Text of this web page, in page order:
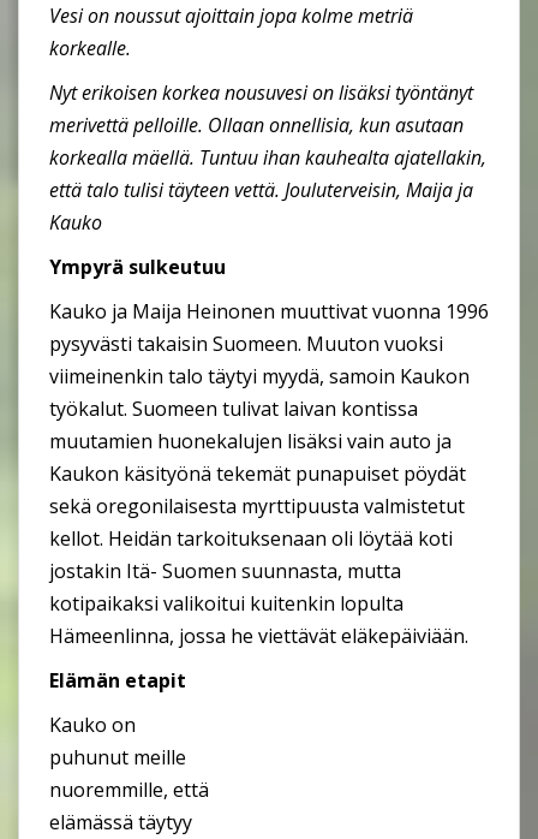
Vesi on noussut ajoittain jopa kolme metriä
korkealle.
Nyt erikoisen korkea nousuvesi on lisäksi työntänyt
merivettä pelloille. Ollaan onnellisia, kun asutaan
korkealla mäellä. Tuntuu ihan kauhealta ajatellakin,
että talo tulisi täyteen vettä. Jouluterveisin, Maija ja
Kauko
Ympyrä sulkeutuu
Kauko ja Maija Heinonen muuttivat vuonna 1996
pysyvästi takaisin Suomeen. Muuton vuoksi
viimeinenkin talo täytyi myydä, samoin Kaukon
työkalut. Suomeen tulivat laivan kontissa
muutamien huonekalujen lisäksi vain auto ja
Kaukon käsityönä tekemät punapuiset pöydät
sekä oregonilaisesta myrttipuusta valmistetut
kellot. Heidän tarkoituksenaan oli löytää koti
jostakin Itä- Suomen suunnasta, mutta
kotipaikaksi valikoitui kuitenkin lopulta
Hämeenlinna, jossa he viettävät eläkepäiviään.
Elämän etapit
Kauko on
puhunut meille
nuoremmille, että
elämässä täytyy